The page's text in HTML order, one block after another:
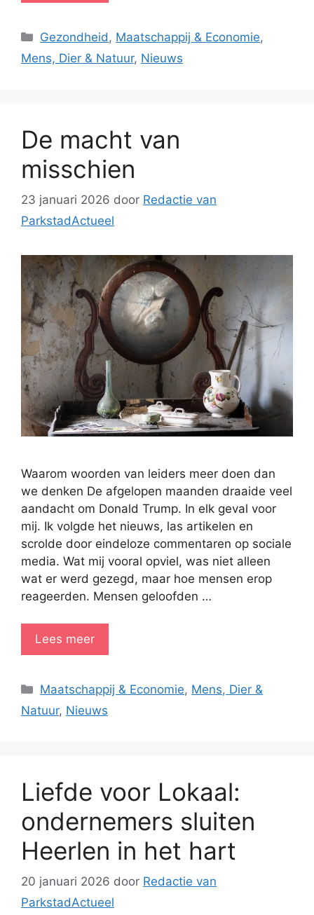
Categorieën
Gezondheid , Maatschappij & Economie,
Mens, Dier & Natuur, Nieuws
De macht van
misschien
23 januari 2026 door Redactie van
ParkstadActueel
Waarom woorden van leiders meer doen dan
we denken De afgelopen maanden draaide veel
aandacht om Donald Trump. In elk geval voor
mij. Ik volgde het nieuws, las artikelen en
scrolde door eindeloze commentaren op sociale
media. Wat mij vooral opviel, was niet alleen
wat er werd gezegd, maar hoe mensen erop
reageerden. Mensen geloofden …
Lees meer
Categorieën
Maatschappij & Economie, Mens, Dier &
Natuur, Nieuws
Liefde voor Lokaal:
ondernemers sluiten
Heerlen in het hart
20 januari 2026 door Redactie van
ParkstadActueel